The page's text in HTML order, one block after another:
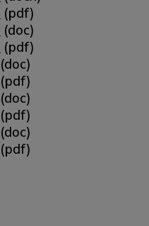
(pdf)
(doc)
(pdf)
(doc)
(pdf)
(doc)
(pdf)
(doc)
(pdf)